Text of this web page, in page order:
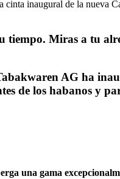
tiempo. Miras a tu
AG ha
de los habanos y
una gama